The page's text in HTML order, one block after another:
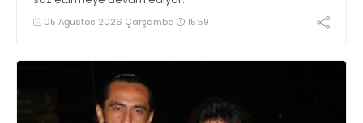
05 Ağustos 2026 Çarşamba 15:59